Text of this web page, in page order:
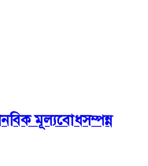
মূল্যবোধসম্পন্ন